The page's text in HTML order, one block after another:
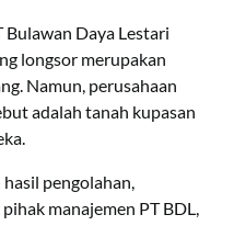
Bulawan Daya Lestari
longsor merupakan
Namun, perusahaan
adalah tanah kupasan
pengolahan,
manajemen PT BDL,